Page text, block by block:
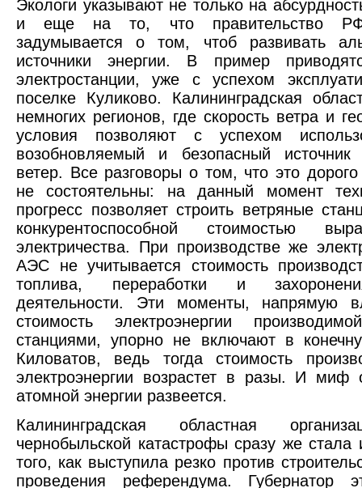
Экологи указывают не только на
и еще на то, что правительство
задумывается о том, чтоб развивать
источники энергии. В пример
электростанции, уже с успехом
поселке Куликово. Калининградская
немногих регионов, где скорость ветра и
условия позволяют с успехом
возобновляемый и безопасный источник
ветер. Все разговоры о том, что это
не состоятельны: на данный момент
прогресс позволяет строить ветряные
конкурентоспособной стоимостью
электричества. При производстве же
АЭС не учитывается стоимость
топлива, переработки и
деятельности. Эти моменты, напрямую
стоимость электроэнергии
станциями, упорно не включают в
Киловатов, ведь тогда стоимость
электроэнергии возрастет в разы. И миф
атомной энергии развеется.
Калининградская областная
чернобыльской катастрофы сразу же стала
того, как выступила резко против
проведения референдума. Губернатор